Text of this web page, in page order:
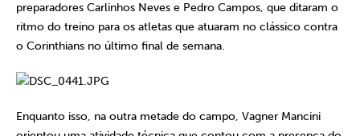
preparadores Carlinhos Neves e Pedro Campos, que ditaram o
ritmo do treino para os atletas que atuaram no clássico contra
o Corinthians no último final de semana.
Enquanto isso, na outra metade do campo, Vagner Mancini